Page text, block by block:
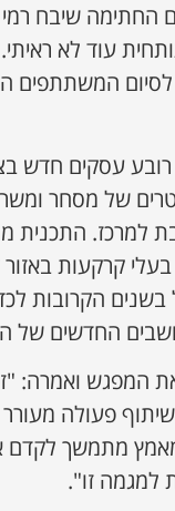
החתימה שיבח
עוד לא
המשתתפים
עסקים חדש
של מסחר
למרכז. התכנית
בעלי קרקעות
הקרובות
החדשים של
המפגש ואמרה:
פעולה
מתמשך
למגמה זו".